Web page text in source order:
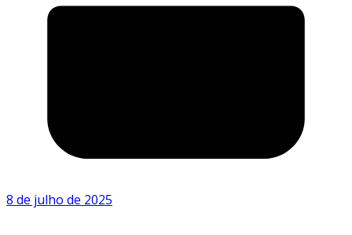
8 de julho de 2025